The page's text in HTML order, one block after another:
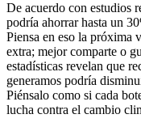
De acuerdo con estudios
podría ahorrar hasta un
Piensa en eso la próxima
extra; mejor comparte o
estadísticas revelan que
generamos podría
Piénsalo como si cada
lucha contra el cambio